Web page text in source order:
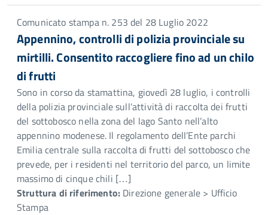
Comunicato stampa n. 253 del 28 Luglio 2022
Appennino, controlli di polizia provinciale su
mirtilli. Consentito raccogliere fino ad un chilo
di frutti
Sono in corso da stamattina, giovedì 28 luglio, i controlli
della polizia provinciale sull’attività di raccolta dei frutti
del sottobosco nella zona del lago Santo nell’alto
appennino modenese. Il regolamento dell’Ente parchi
Emilia centrale sulla raccolta di frutti del sottobosco che
prevede, per i residenti nel territorio del parco, un limite
massimo di cinque chili […]
Struttura di riferimento: Direzione generale > Ufficio
Stampa